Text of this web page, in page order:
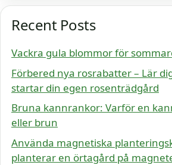
Recent Posts
Vackra gula blommor för
Förbered nya rosrabatter – Lär
startar din egen rosenträdgård
Bruna kannrankor: Varför en
eller brun
Använda magnetiska
planterar en örtagård på